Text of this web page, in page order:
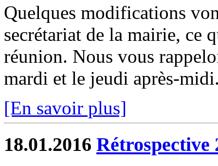
Quelques modifications
secrétariat de la mairie, ce
réunion. Nous vous
mardi et le jeudi après-
[En savoir plus]
18.01.2016 Rétrospective